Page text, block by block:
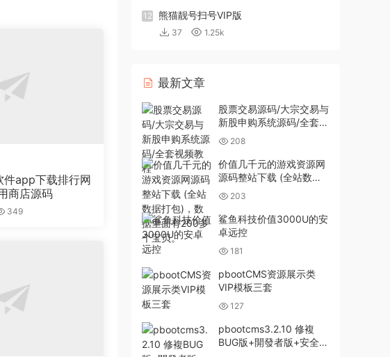
app下载排行网
商店源码
349
12 熊猫靓号扫号VIP版
37 1.25k
最新文章
股票交易源码/大宗交易与
新股申购系统源码/全套视
频教程
208
价值几千元的游戏资源网
源码整站下载 (全站数据
打包)，数据里面有200多
个宝贝。
203
鲨鱼科技价值3000U的安
卓远控
181
pbootCMS资源展示类
VIP模板三套
127
pbootcms3.2.10 修複
BUG版+開發者版+安全加